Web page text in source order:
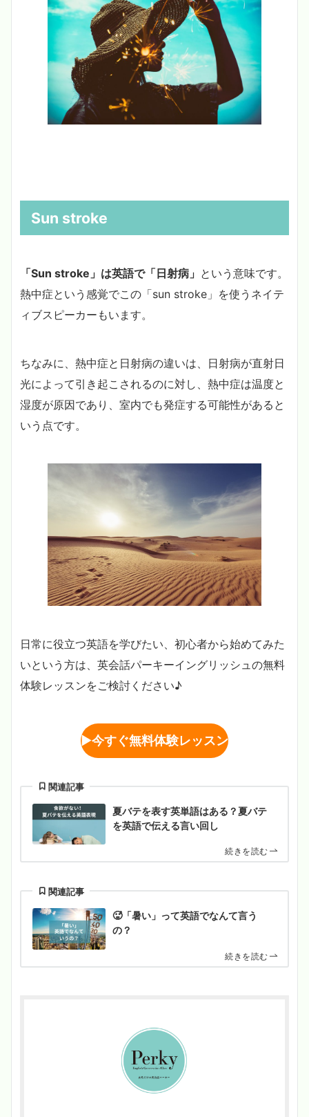
Sun stroke
「Sun stroke」は英語で「日射病」 という意味です。
熱中症という感覚でこの「sun stroke」を使うネイテ
ィブスピーカーもいます。
ちなみに、熱中症と日射病の違いは、日射病が直射日
光によって引き起こされるのに対し、熱中症は温度と
湿度が原因であり、室内でも発症する可能性があると
いう点です。
日常に役立つ英語を学びたい、初心者から始めてみた
いという方は、英会話パーキーイングリッシュの無料
体験レッスンをご検討ください♪
▶︎今すぐ無料体験レッスン
関連記事
夏バテを表す英単語はある？夏バテ
を英語で伝える言い回し
続きを読む
関連記事
🥵「暑い」って英語でなんて言う
の？
続きを読む